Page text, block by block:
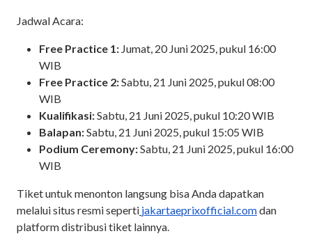
Jadwal Acara:
Free Practice 1: Jumat, 20 Juni 2025, pukul 16:00
WIB
Free Practice 2:Sabtu, 21 Juni 2025, pukul 08:00
WIB
Kualifikasi:Sabtu, 21 Juni 2025, pukul 10:20 WIB
Balapan:Sabtu, 21 Juni 2025, pukul 15:05 WIB
Podium Ceremony:Sabtu, 21 Juni 2025, pukul 16:00
WIB
Tiket untuk menonton langsung bisa Anda dapatkan
melalui situs resmi seperti jakartaeprixofficial.comdan
platform distribusi tiket lainnya.